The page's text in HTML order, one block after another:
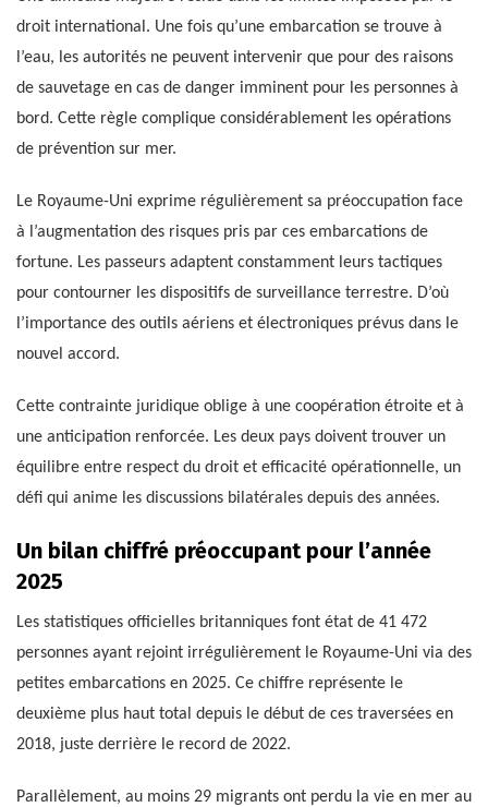
droit international. Une fois qu’une embarcation se trouve à
l’eau, les autorités ne peuvent intervenir que pour des raisons
de sauvetage en cas de danger imminent pour les personnes à
bord. Cette règle complique considérablement les opérations
de prévention sur mer.
Le Royaume-Uni exprime régulièrement sa préoccupation face
à l’augmentation des risques pris par ces embarcations de
fortune. Les passeurs adaptent constamment leurs tactiques
pour contourner les dispositifs de surveillance terrestre. D’où
l’importance des outils aériens et électroniques prévus dans le
nouvel accord.
Cette contrainte juridique oblige à une coopération étroite et à
une anticipation renforcée. Les deux pays doivent trouver un
équilibre entre respect du droit et efficacité opérationnelle, un
défi qui anime les discussions bilatérales depuis des années.
Un bilan chiffré préoccupant pour l’année
2025
Les statistiques officielles britanniques font état de 41 472
personnes ayant rejoint irrégulièrement le Royaume-Uni via des
petites embarcations en 2025. Ce chiffre représente le
deuxième plus haut total depuis le début de ces traversées en
2018, juste derrière le record de 2022.
Parallèlement, au moins 29 migrants ont perdu la vie en mer au